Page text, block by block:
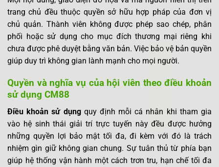
trang chủ đều thuộc quyền sở hữu hợp pháp của đơn vị
chủ quản. Thành viên không được phép sao chép, phân
phối hoặc sử dụng cho mục đích thương mại riêng khi
chưa được phê duyệt bằng văn bản. Việc bảo vệ bản quyền
giúp duy trì không gian lành mạnh cho mọi người.
Quyền và nghĩa vụ của hội viên theo điều khoản
sử dụng CM88
Điều khoản sử dụng quy định mỗi cá nhân khi tham gia
vào hệ sinh thái giải trí trực tuyến này đều được hưởng
những quyền lợi bảo mật tối đa, đi kèm với đó là trách
nhiệm gìn giữ không gian chung. Sự tuân thủ từ phía bạn
giúp hệ thống vận hành một cách trơn tru, hạn chế tối đa